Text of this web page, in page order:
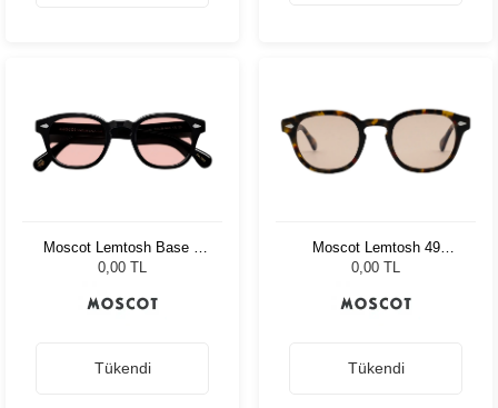
Moscot Lemtosh Base 2
Sun 49 Black Ny Rose
0,00 TL
Tükendi
Moscot Lemtosh 49
Tortoise Ny Rose
0,00 TL
Tükendi